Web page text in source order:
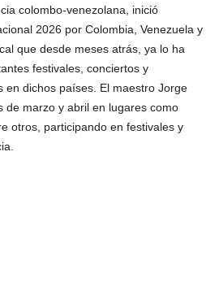
colombo-venezolana, inició
2026 por Colombia, Venezuela y
que desde meses atrás, ya lo ha
festivales, conciertos y
en dichos países. El maestro Jorge
de marzo y abril en lugares como
otros, participando en festivales y